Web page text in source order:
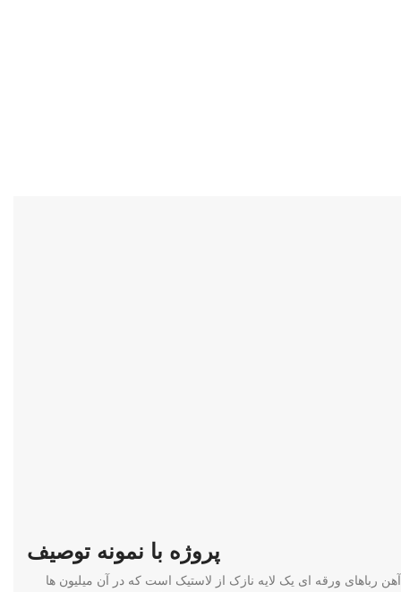
پروژه با نمونه توصیف
آهن رباهای ورقه ای یک لایه نازک از لاستیک است که در آن میلیون ها